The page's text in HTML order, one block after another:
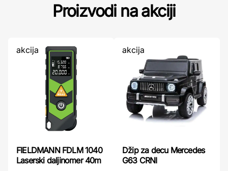
Proizvodi na akciji
akcija
FIELDMANN FDLM 1040
Laserski daljinomer 40m
akcija
Džip za decu Mercedes
G63 CRNI